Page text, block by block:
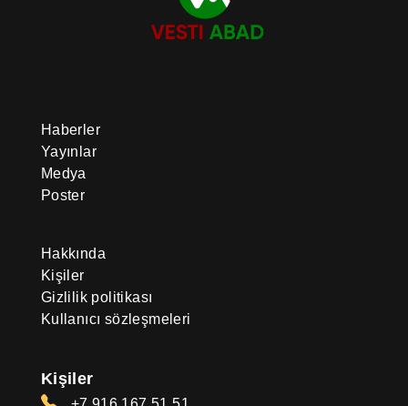
Haberler
Yayınlar
Medya
Poster
Hakkında
Kişiler
Gizlilik politikası
Kullanıcı sözleşmeleri
Kişiler